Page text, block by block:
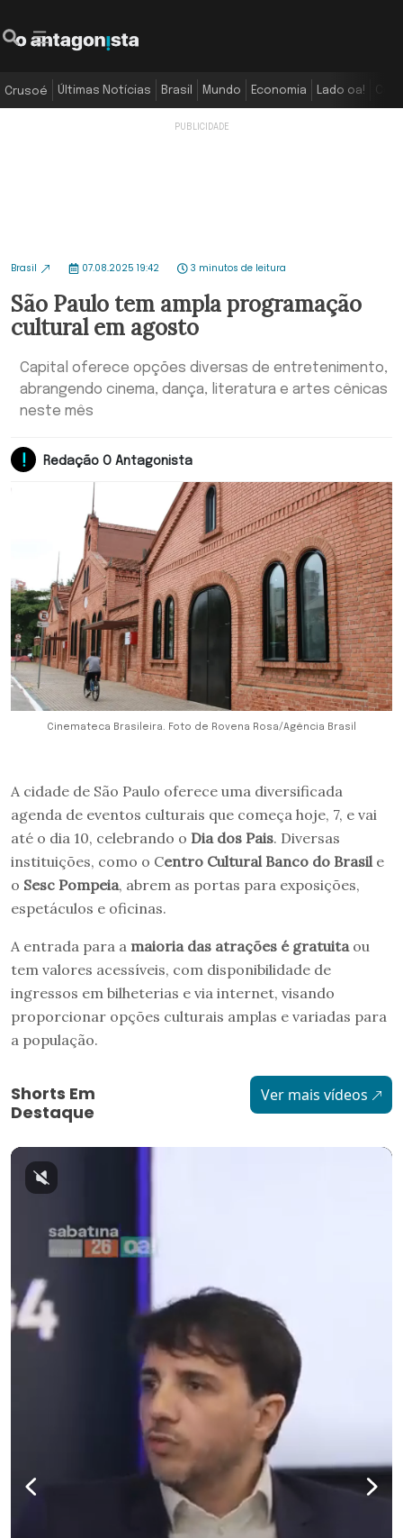
Crusoé Últimas Notícias Brasil Mundo Economia Lado oa!
Brasil 07.08.2025 19:42 3 minutos de leitura
São Paulo tem ampla programação
cultural em agosto
Capital oferece opções diversas de entretenimento,
abrangendo cinema, dança, literatura e artes cênicas
neste mês
Redação O Antagonista
Cinemateca Brasileira. Foto de Rovena Rosa/Agência Brasil
A cidade de São Paulo oferece uma diversificada
agenda de eventos culturais que começa hoje, 7, e vai
até o dia 10, celebrando o Dia dos Pais. Diversas
instituições, como o Centro Cultural Banco do Brasil e
o Sesc Pompeia, abrem as portas para exposições,
espetáculos e oficinas.
A entrada para a maioria das atrações é gratuita ou
tem valores acessíveis, com disponibilidade de
ingressos em bilheterias e via internet, visando
proporcionar opções culturais amplas e variadas para
a população.
Shorts Em
Destaque
Ver mais vídeos